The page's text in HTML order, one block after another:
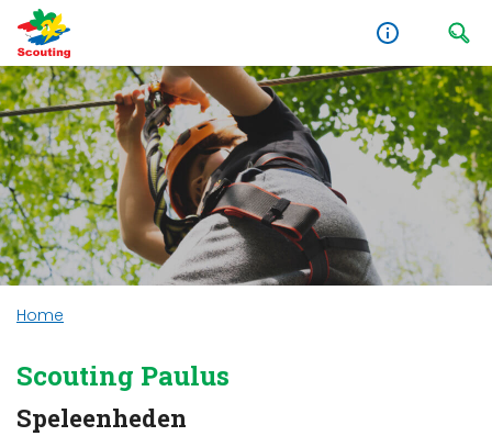
Home
Scouting Paulus
Speleenheden